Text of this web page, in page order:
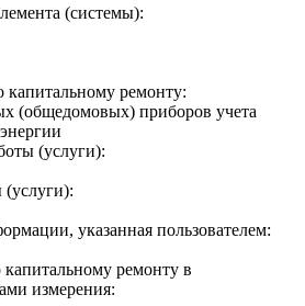
(системы):
ремонту:
(общедомовых) приборов учета
(услуги):
(услуги):
указанная пользователем:
ремонту в
измерения: